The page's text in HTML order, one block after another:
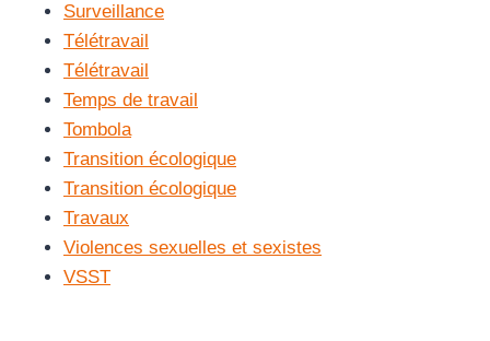
Surveillance
Télétravail
Télétravail
Temps de travail
Tombola
Transition écologique
Transition écologique
Travaux
Violences sexuelles et sexistes
VSST